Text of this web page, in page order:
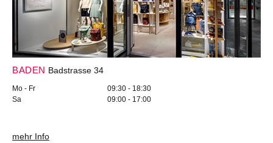
BADEN Badstrasse 34
Mo - Fr
09:30 - 18:30
Sa
09:00 - 17:00
mehr Info